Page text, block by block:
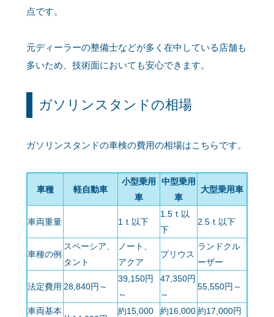
点です。
元ディーラーの整備士などが多く在中している店舗も
多いため、技術面においても安心できます。
ガソリンスタンドの相場
ガソリンスタンドの車検の費用の相場はこちらです。
車種 軽自動車
小型乗用
車
中型乗用
車
大型乗用車
車両重量 1ｔ以下
1.5ｔ以
下
2.5ｔ以下
車種の例
スペーシア、
タント
ノート、
アクア
プリウス
ランドクル
ーザー
法定費用 28,840円～
39,150円
～
47,350円
～
55,550円～
車両基本
約15,000
約16,000約17,000円